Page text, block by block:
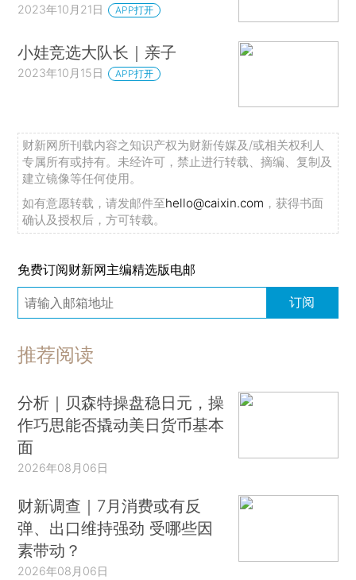
2023年10月21日 APP打开
小娃竞选大队长｜亲子
2023年10月15日 APP打开
财新网所刊载内容之知识产权为财新传媒及/或相关权利人
专属所有或持有。未经许可，禁止进行转载、摘编、复制及
建立镜像等任何使用。
如有意愿转载，请发邮件至hello@caixin.com ，获得书面
确认及授权后，方可转载。
免费订阅财新网主编精选版电邮
订阅
推荐阅读
分析｜贝森特操盘稳日元，操
作巧思能否撬动美日货币基本
面
2026年08月06日
财新调查｜7月消费或有反
弹、出口维持强劲 受哪些因
素带动？
2026年08月06日